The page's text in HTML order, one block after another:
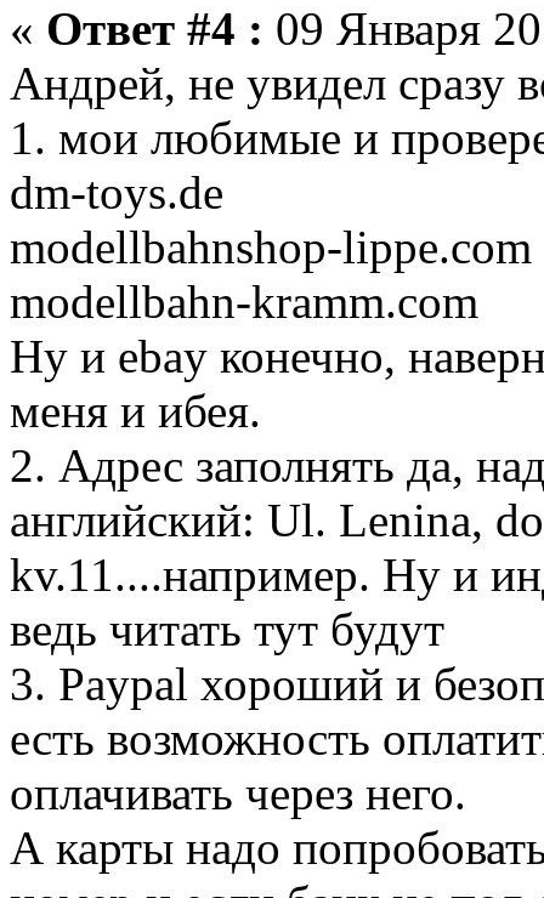
« Ответ #4 : 09 Января
Андрей, не увидел сразу
1. мои любимые и
dm-toys.de
modellbahnshop-lippe.com
modellbahn-kramm.com
Ну и ebay конечно,
меня и ибея.
2. Адрес заполнять да,
английский: Ul. Lenina,
kv.11....например. Ну и
ведь читать тут будут
3. Paypal хороший и
есть возможность
оплачивать через него.
А карты надо